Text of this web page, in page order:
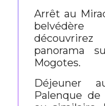
Arrêt au
panorama
Mogotes.
Déjeuner
Palenque de